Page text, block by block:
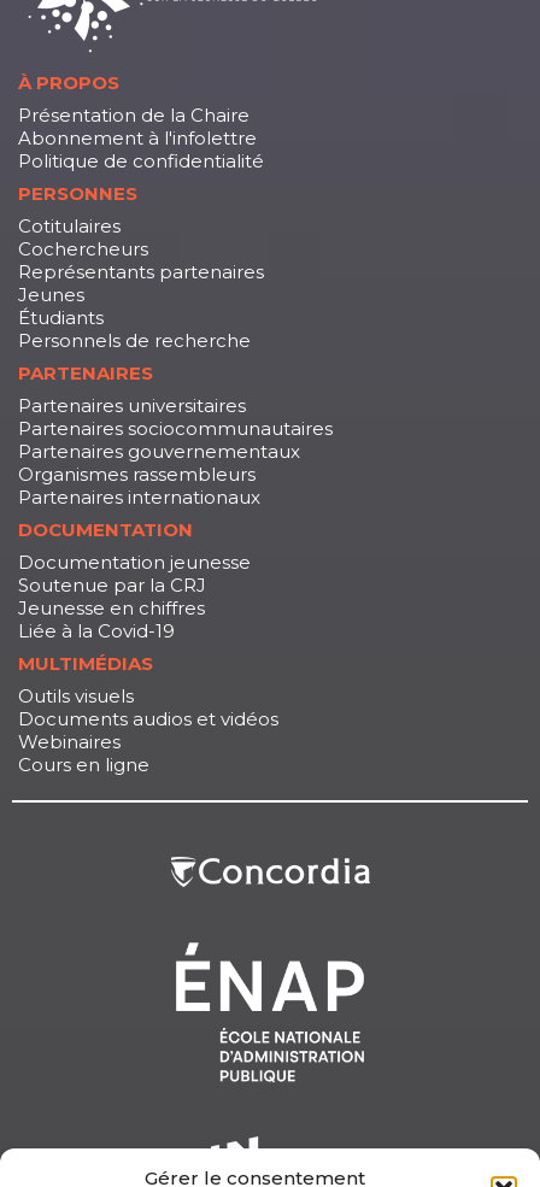
Gérer le consentement
À PROPOS
Présentation de la Chaire
Abonnement à l'infolettre
Politique de confidentialité
PERSONNES
Cotitulaires
Cochercheurs
Représentants partenaires
Jeunes
Étudiants
Personnels de recherche
PARTENAIRES
Partenaires universitaires
Partenaires sociocommunautaires
Partenaires gouvernementaux
Organismes rassembleurs
Partenaires internationaux
DOCUMENTATION
Documentation jeunesse
Soutenue par la CRJ
Jeunesse en chiffres
Liée à la Covid-19
MULTIMÉDIAS
Outils visuels
Documents audios et vidéos
Webinaires
Cours en ligne